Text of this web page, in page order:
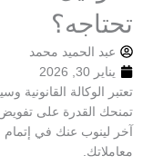
محمد
القانونية وسيلة مهمة
على تفويض شخص
عنك في إتمام